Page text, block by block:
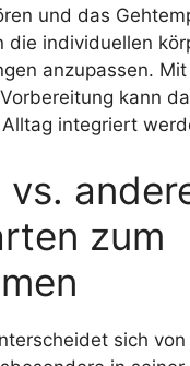
und das
die individuellen
anzupassen.
kann
integriert
vs.
zum
sich